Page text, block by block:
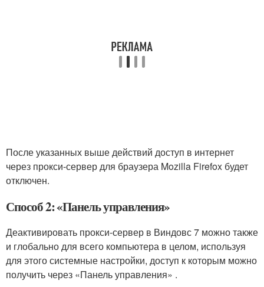
После указанных выше действий доступ в интернет
через прокси-сервер для браузера Mozilla Firefox будет
отключен.
Способ 2: «Панель управления»
Деактивировать прокси-сервер в Виндовс 7 можно также
и глобально для всего компьютера в целом, используя
для этого системные настройки, доступ к которым можно
получить через «Панель управления» .